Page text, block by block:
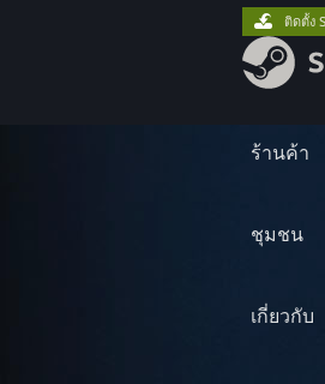
ร้านค้า
ชุมชน
เกี่ยวกับ
ติดตั้ง